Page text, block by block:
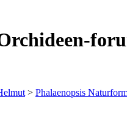
> Phalaenopsis